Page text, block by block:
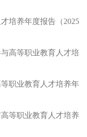
培养年度报告（2025
高等职业教育人才培
职业教育人才培养年
等职业教育人才培养